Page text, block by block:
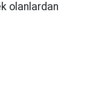
olanlardan